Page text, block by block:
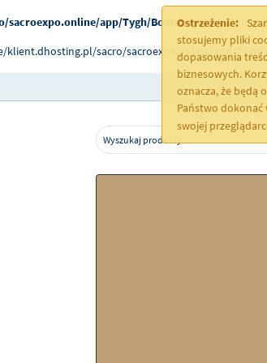
app/Tygh/Bootstrap.phpon line
sacro/sacroexpo.online/app/Tygh/
Ostrzeżenie:
stosujemy pliki
dopasowania
biznesowych.
oznacza, że będą
Państwo dokonać
swojej